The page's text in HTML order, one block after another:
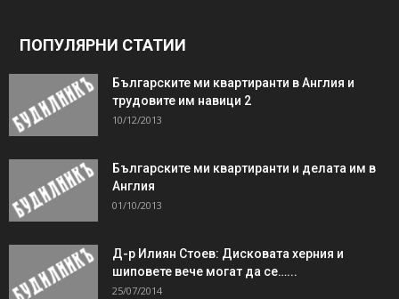
ПОПУЛЯРНИ СТАТИИ
Българските ми квартиранти в Англия и
трудовите им навици 2
10/12/2013
Българските ми квартиранти и делата им в
Англия
01/10/2013
Д-р Илиян Стоев: Дисковата херния и
шиповете вече могат да се…...
25/07/2014